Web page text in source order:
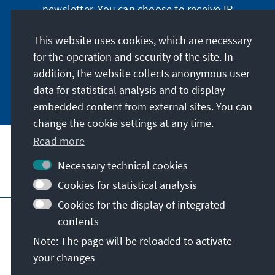
Staat zugunsten der Menschen mit
des Regimes zerschlagen.
newsletter. You can choose to receive IR
German or have the print version sent to you in
German or English.
Jetzt abonnieren
Visit also
Imprint Data protection
Terms of use
Declaration on accessibility
Report an accessibility issue
© Konrad-Adenauer-Stiftung e.V. 2026
This website uses cookies, which are necessary
for the operation and security of the site. In
addition, the website collects anonymous user
data for statistical analysis and to display
embedded content from external sites. You can
change the cookie settings at any time.
Read more
Necessary technical cookies
Cookies for statistical analysis
Cookies for the display of integrated
contents
Note: The page will be reloaded to activate
your changes